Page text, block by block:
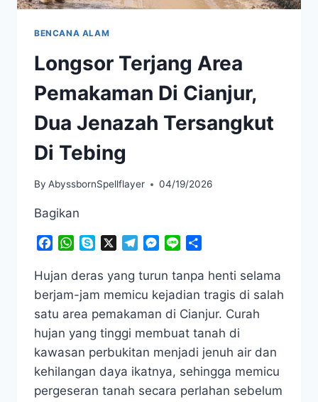
BENCANA ALAM
Longsor Terjang Area
Pemakaman Di Cianjur,
Dua Jenazah Tersangkut
Di Tebing
By AbyssbornSpellflayer 04/19/2026
Bagikan
Facebook
WhatsApp
Skype TelegramMessenger
Line
Hujan deras yang turun tanpa henti selama
berjam-jam memicu kejadian tragis di salah
satu area pemakaman di Cianjur. Curah
hujan yang tinggi membuat tanah di
kawasan perbukitan menjadi jenuh air dan
kehilangan daya ikatnya, sehingga memicu
pergeseran tanah secara perlahan sebelum